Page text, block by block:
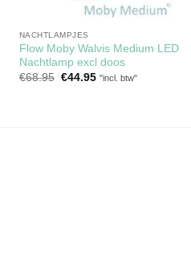
NACHTLAMPJES
Flow Moby Walvis Medium LED
Nachtlamp excl doos
€68.95 Oorspronkelijke
€44.95Huidige
"incl. btw"